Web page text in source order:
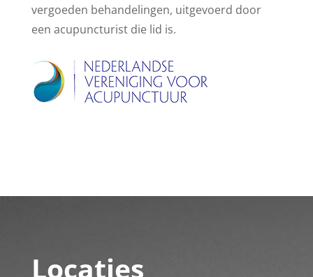
vergoeden behandelingen, uitgevoerd door
een acupuncturist die lid is.
Locaties